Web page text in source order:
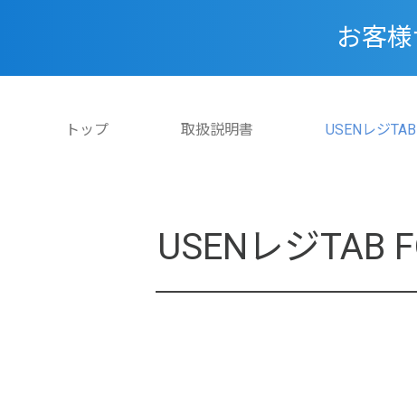
お客
トップ 取扱説明書 USENレジ
USENレジTAB